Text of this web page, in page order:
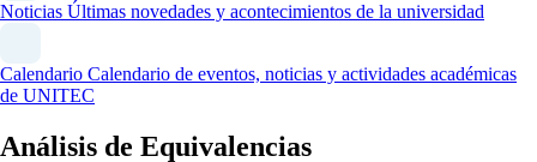
Noticias Últimas novedades y acontecimientos de la universidad
Calendario Calendario de eventos, noticias y actividades académicas
de UNITEC
Análisis de Equivalencias